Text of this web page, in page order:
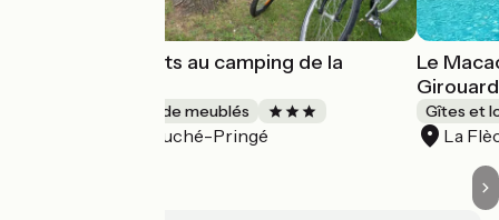
Village de chalets au camping de la
Gîtes et locations de meublés
Luché-Pringé
Le
Gîtes et
La